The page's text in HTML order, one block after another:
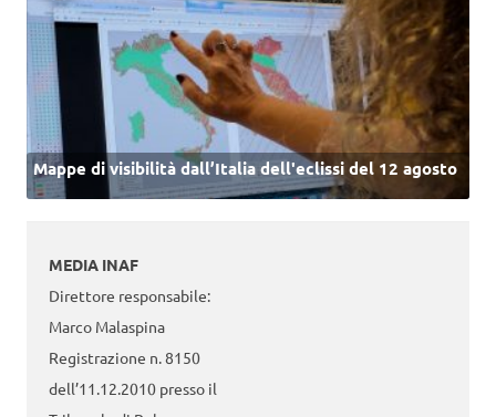
Mappe di visibilità dall’Italia dell'eclissi del 12 agosto
MEDIA INAF
Direttore responsabile:
Marco Malaspina
Registrazione n. 8150
dell’11.12.2010 presso il